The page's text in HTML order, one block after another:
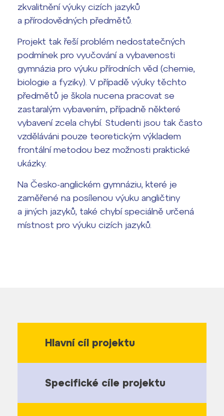
zkvalitnění výuky cizích jazyků
a přírodovědných předmětů.
Projekt tak řeší problém nedostatečných
podmínek pro vyučování a vybavenosti
gymnázia pro výuku přírodních věd (chemie,
biologie a fyziky). V případě výuky těchto
předmětů je škola nucena pracovat se
zastaralým vybavením, případně některé
vybavení zcela chybí. Studenti jsou tak často
vzděláváni pouze teoretickým výkladem
frontální metodou bez možnosti praktické
ukázky.
Na Česko-anglickém gymnáziu, které je
zaměřené na posílenou výuku angličtiny
a jiných jazyků, také chybí speciálně určená
místnost pro výuku cizích jazyků.
Hlavní cíl projektu
Hlavní cíl projektu
Specifické cíle projektu